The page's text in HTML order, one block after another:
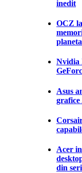
inedit
OCZ
planeta
Nvidia
Asus
grafice
Acer
din